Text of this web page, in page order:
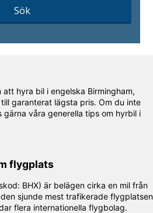
Sök
hyra bil i engelska Birmingham,
garanterat lägsta pris. Om du inte
gärna våra generella tips om hyrbil i
flygplats
BHX) är belägen cirka en mil från
sjunde mest trafikerade flygplatsen
flera internationella flygbolag.